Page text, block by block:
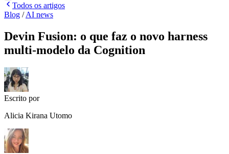
Todos os artigos
Blog /AI news
Devin Fusion: o que faz o novo harness
multi-modelo da Cognition
Escrito por
Alicia Kirana Utomo